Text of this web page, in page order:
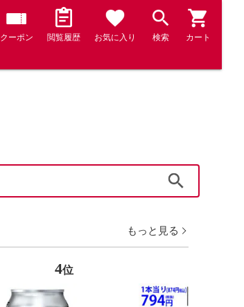
クーポン 閲覧履歴 お気に入り 検索 カート
もっと見る
4位